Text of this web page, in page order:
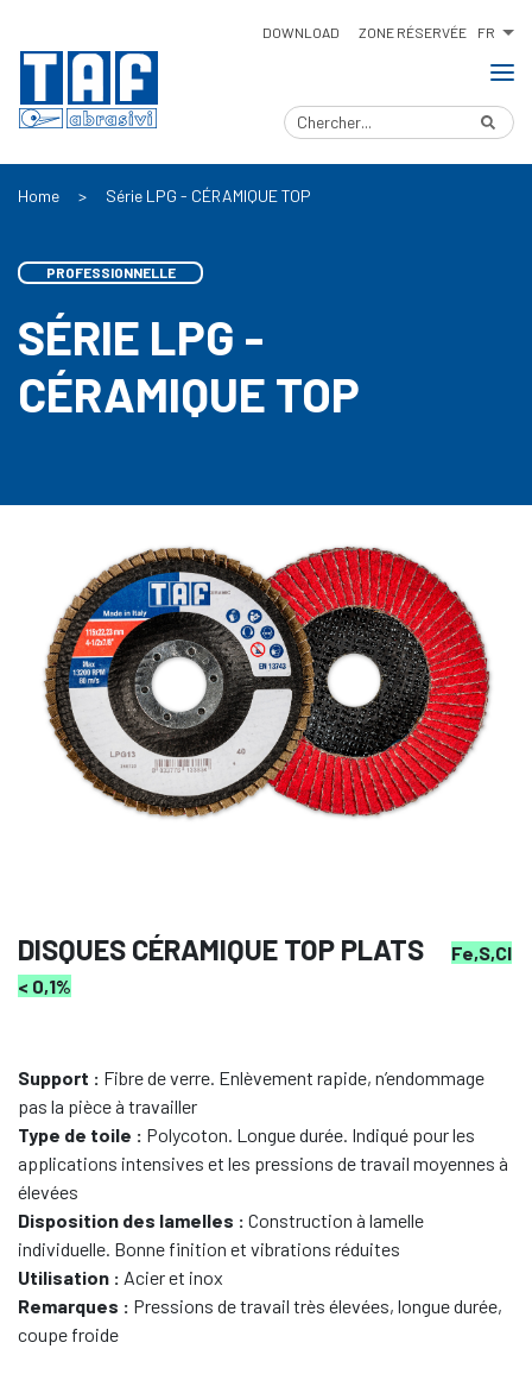
DOWNLOAD ZONE RÉSERVÉE FR
Home > Série LPG - CÉRAMIQUE TOP
PROFESSIONNELLE
SÉRIE LPG -
CÉRAMIQUE TOP
DISQUES CÉRAMIQUE TOP PLATS
Fe,S,Cl
< 0,1%
Support : Fibre de verre. Enlèvement rapide, n’endommage
pas la pièce à travailler
Type de toile : Polycoton. Longue durée. Indiqué pour les
applications intensives et les pressions de travail moyennes à
élevées
Disposition des lamelles : Construction à lamelle
individuelle. Bonne finition et vibrations réduites
Utilisation : Acier et inox
Remarques : Pressions de travail très élevées, longue durée,
coupe froide